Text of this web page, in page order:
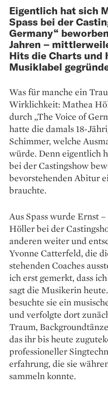
Eigentlich hat sich
Spass bei der
Germany“
Jahren –
Hits die Charts und
Musiklabel
Was für manche ein
Wirklichkeit: Mathea
durch „The Voice of
hatte die damals 18-
Schimmer, welche
würde. Denn eigentlich
bei der Castingshow
bevor­stehenden Abitur
brauchte.
Aus Spass wurde Ernst
Höller bei der
anderen weiter und
Yvonne Catterfeld, die
stehenden Coaches
ich erst gemerkt, dass
sagt die Musikerin
besuchte sie ein
und verfolgte dort
Traum,
das ihr bis heute
professioneller
erfahrung, die sie
sammeln konnte.